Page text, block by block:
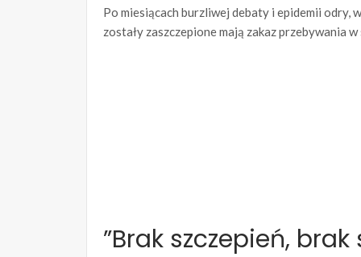
Po miesiącach burzliwej debaty i epidemii odry,
zostały zaszczepione mają zakaz przebywania
”Brak szczepień, brak